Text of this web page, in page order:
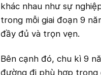
khác nhau như sự
trong mỗi giai đoạn 9
đầy đủ và trọn vẹn.
Bên cạnh đó, chu kì 9
đường đi phù hợp trong